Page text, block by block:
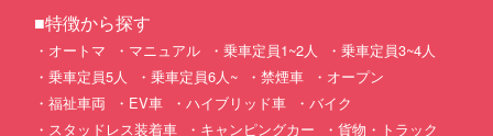
■特徴から探す
オートマ マニュアル 乗車定員1~2人
乗車定員3~4人
乗車定員5人
乗車定員6人~ 禁煙車
オープン
福祉車両
EV車 ハイブリッド車
バイク
スタッドレス装着車
キャンピングカー
貨物・トラック